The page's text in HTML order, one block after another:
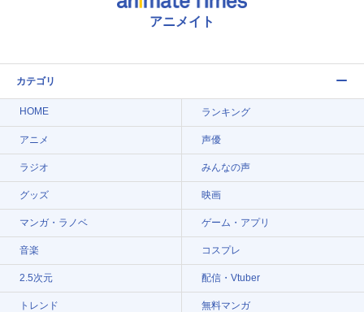
アニメイト
カテゴリ
HOME ランキング
アニメ 声優
ラジオ みんなの声
グッズ 映画
マンガ・ラノベ ゲーム・アプリ
音楽 コスプレ
2.5次元 配信・Vtuber
トレンド 無料マンガ